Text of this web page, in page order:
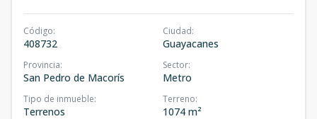
Código:
408732
Ciudad:
Guayacanes
Provincia:
San Pedro de Macorís
Sector:
Metro
Tipo de inmueble:
Terrenos
Terreno:
1074 m²